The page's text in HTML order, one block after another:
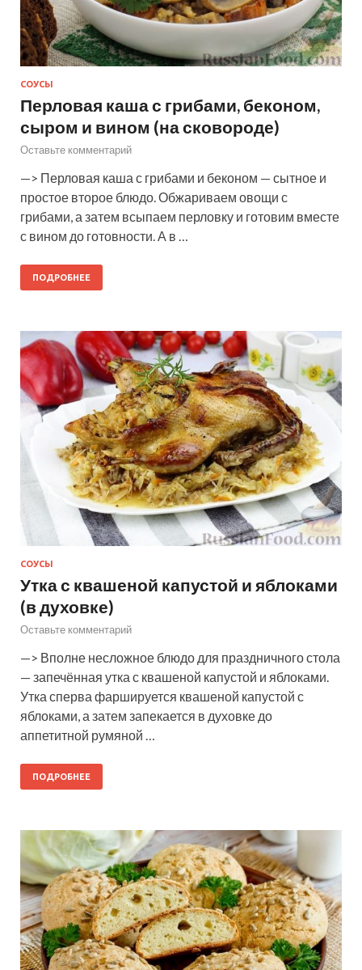
СОУСЫ
Перловая каша с грибами, беконом,
сыром и вином (на сковороде)
Оставьте комментарий
—> Перловая каша с грибами и беконом — сытное и
простое второе блюдо. Обжариваем овощи с
грибами, а затем всыпаем перловку и готовим вместе
с вином до готовности. А в …
ПОДРОБНЕЕ
СОУСЫ
Утка с квашеной капустой и яблоками
(в духовке)
Оставьте комментарий
—> Вполне несложное блюдо для праздничного стола
— запечённая утка с квашеной капустой и яблоками.
Утка сперва фаршируется квашеной капустой с
яблоками, а затем запекается в духовке до
аппетитной румяной …
ПОДРОБНЕЕ